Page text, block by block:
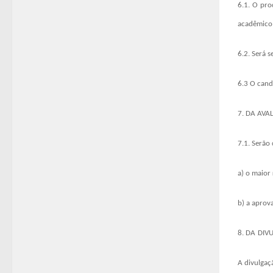
6.1. O
6.2. Será
6.3 O
7. DA
7.1. Serão
a) o maior
b) a
8. DA
A